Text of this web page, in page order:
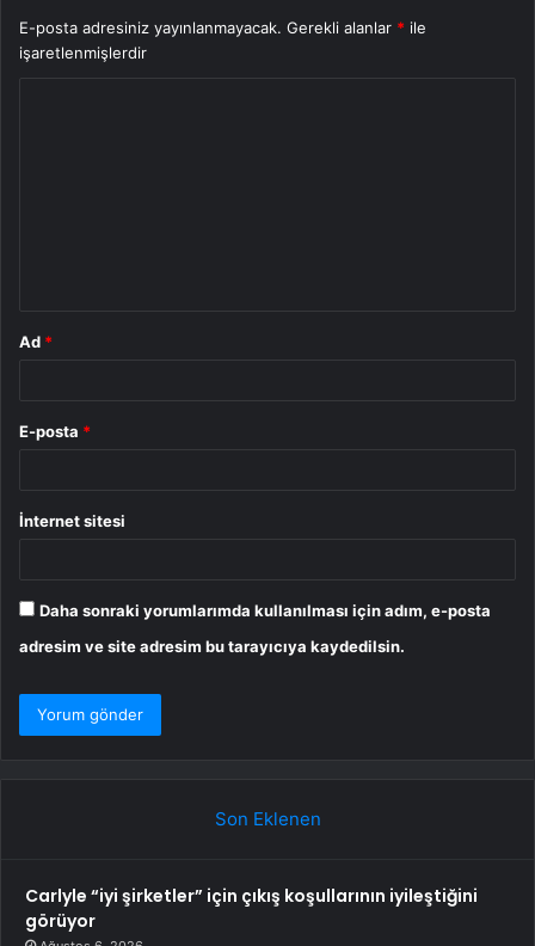
E-posta adresiniz yayınlanmayacak. Gerekli alanlar * ile
işaretlenmişlerdir
Ad *
E-posta *
İnternet sitesi
Daha sonraki yorumlarımda kullanılması için adım, e-posta
adresim ve site adresim bu tarayıcıya kaydedilsin.
Son Eklenen
Carlyle “iyi şirketler” için çıkış koşullarının iyileştiğini
görüyor